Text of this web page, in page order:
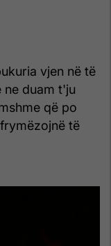
vjen në të
ne duam t'ju
që po
të